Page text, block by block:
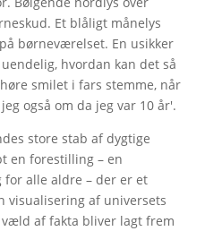
Et blåligt månelys
børneværelset. En usikker
hvordan kan det så
smilet i fars stemme, når
også om da jeg var 10 år'.
store stab af dygtige
en forestilling – en
for alle aldre – der er et
visualisering af universets
af fakta bliver lagt frem